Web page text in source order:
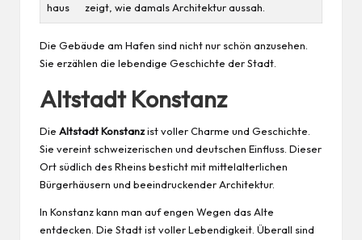
haus
zeigt, wie damals Architektur aussah.
Die Gebäude am Hafen sind nicht nur schön anzusehen.
Sie erzählen die lebendige Geschichte der Stadt.
Altstadt Konstanz
Die Altstadt Konstanzist voller Charme und Geschichte.
Sie vereint schweizerischen und deutschen Einfluss. Dieser
Ort südlich des Rheins besticht mit mittelalterlichen
Bürgerhäusern und beeindruckender Architektur.
In Konstanz kann man auf engen Wegen das Alte
entdecken. Die Stadt ist voller Lebendigkeit. Überall sind